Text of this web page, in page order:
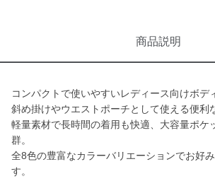
商品説明
コンパクトで使いやすいレディース向けボデ
斜め掛けやウエストポーチとして使える便利
軽量素材で長時間の着用も快適、大容量ポケ
群。
全8色の豊富なカラーバリエーションでお好
す。